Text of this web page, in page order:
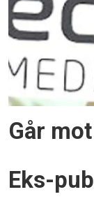
Går
Eks-